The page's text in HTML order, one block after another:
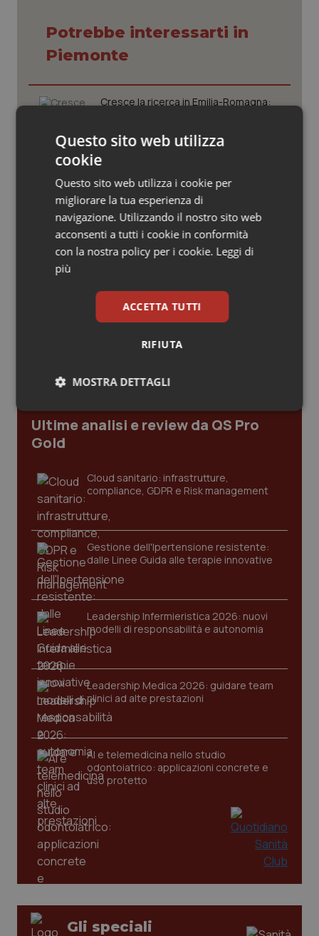
Veneto
Oncoematologia
Quotidiano Cardiologia
Quotidiano Chirurgia
Quotidiano Oncologia
Quotidiano Pediatria
Rene & patologie urogenitali
Sangue & coagulazione
Tiroide
Tumore al seno
Tumore ovarico
Tumori del Polmone & Testa Collo
Tumori gastrointestinali
Ulcera & Reflusso
Vaccini
Potrebbe interessarti in
Piemonte
Cresce la ricerca in Emilia-Romagna:
anni
Puglia. Unità di crisi sanitaria al lavoro,
Decaro accelera su 118, liste d’attesa
e conti
Farmaci. Puglia, dal 3 agosto alert
informatico per segnalare l’esistenza
di un equivalente meno costoso
Influenza. Dal 1° ottobre al via la
campagna vaccinale 2026/2027 in
Ultime analisi e review da QS Pro
Gold
Cloud sanitario: infrastrutture,
compliance, GDPR e Risk management
Gestione dell'Ipertensione resistente:
dalle Linee Guida alle terapie innovative
Leadership Infermieristica 2026: nuovi
modelli di responsabilità e autonomia
Leadership Medica 2026: guidare team
clinici ad alte prestazioni
AI e telemedicina nello studio
odontoiatrico: applicazioni concrete e
uso protetto
Gli speciali
Questo sito web utilizza
cookie
Questo sito web utilizza i cookie per
migliorare la tua esperienza di
navigazione. Utilizzando il nostro sito web
acconsenti a tutti i cookie in conformità
con la nostra policy per i cookie. Leggi di
più
ACCETTA TUTTI
RIFIUTA
MOSTRA DETTAGLI
Necessari Statistici Marketing
Necessari
I cookie necessari contribuiscono a rendere fruibile il
sito web abilitandone funzionalità di base quali la
navigazione sulle pagine e l'accesso alle aree
protette del sito. Il sito web non è in grado di
funzionare correttamente senza questi cookie.
VISITOR_PRIVACY_METADATA
YouTube
CookieScriptConsent
www.quotidianosanita.it